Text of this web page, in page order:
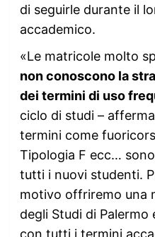
di seguirle durante il
accademico.
«Le matricole molto
non conoscono la
dei termini di uso
ciclo di studi – afferma
termini come
Tipologia F ecc…
tutti i nuovi studenti.
motivo offriremo una
degli Studi di Palermo
con tutti i termini